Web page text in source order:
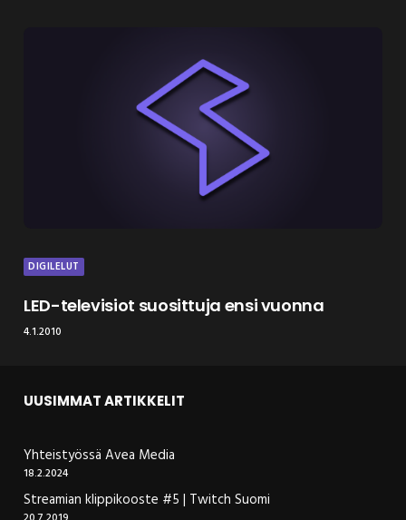
DIGILELUT
LED-televisiot suosittuja ensi vuonna
4.1.2010
UUSIMMAT ARTIKKELIT
Yhteistyössä Avea Media
18.2.2024
Streamian klippikooste #5 | Twitch Suomi